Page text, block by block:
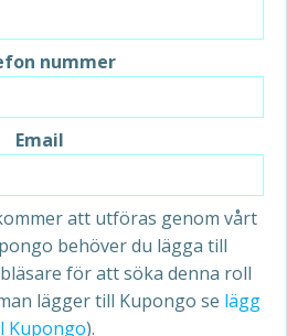
nummer
Email
att utföras genom vårt
behöver du lägga till
för att söka denna roll
lägger till Kupongo se lägg
Kupongo).